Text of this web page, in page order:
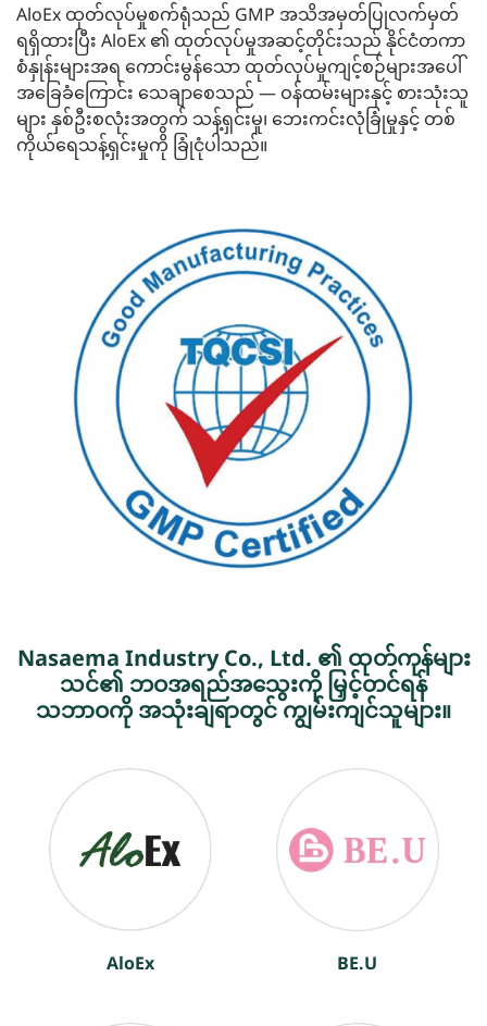
AloEx ထုတ်လုပ်မှုစက်ရုံသည် GMP အသိအမှတ်ပြုလက်မှတ်
ရရှိထားပြီး AloEx ၏ ထုတ်လုပ်မှုအဆင့်တိုင်းသည် နိုင်ငံတကာ
စံနှုန်းများအရ ကောင်းမွန်သော ထုတ်လုပ်မှုကျင့်စဉ်များအပေါ်
အခြေခံကြောင်း သေချာစေသည် — ဝန်ထမ်းများနှင့် စားသုံးသူ
များ နှစ်ဦးစလုံးအတွက် သန့်ရှင်းမှု၊ ဘေးကင်းလုံခြုံမှုနှင့် တစ်
ကိုယ်ရေသန့်ရှင်းမှုကို ခြုံငုံပါသည်။
Nasaema Industry Co., Ltd. ၏ ထုတ်ကုန်များ
သင်၏ ဘဝအရည်အသွေးကို မြှင့်တင်ရန်
သဘာဝကို အသုံးချရာတွင် ကျွမ်းကျင်သူများ။
AloEx BE.U